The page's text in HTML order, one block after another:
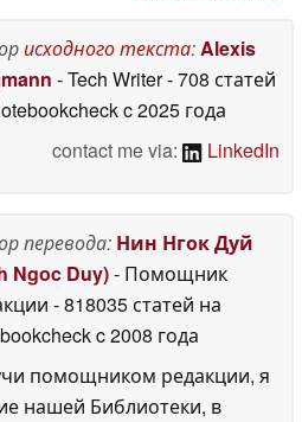
исходного текста:Alexis
- Tech Writer- 708 статей
c 2025 года
contact me via:
LinkedIn
перевода: Нин Нгок Дуй
Ngoc Duy)- Помощник
- 818035 статей на
c 2008 года
помощником редакции, я
нашей Библиотеки, в